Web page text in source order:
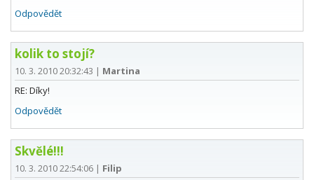
Odpovědět
kolik to stojí?
10. 3. 2010 20:32:43 | Martina
RE: Díky!
Odpovědět
Skvělé!!!
10. 3. 2010 22:54:06 | Filip